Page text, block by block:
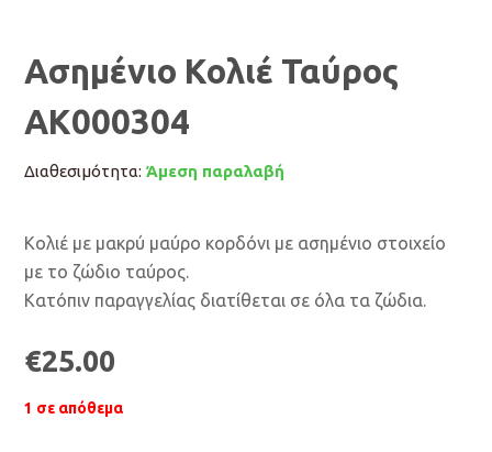
Ασημένιο Κολιέ Ταύρος
ΑΚ000304
Διαθεσιμότητα: Άμεση παραλαβή
Κολιέ με μακρύ μαύρο κορδόνι με ασημένιο στοιχείο
με το ζώδιο ταύρος.
Κατόπιν παραγγελίας διατίθεται σε όλα τα ζώδια.
€25.00
1 σε απόθεμα